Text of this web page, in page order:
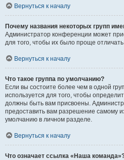
Вернуться к началу
Почему названия некоторых групп
Администратор конференции может
для того, чтобы их было проще отличать
Вернуться к началу
Что такое группа по умолчанию?
Если вы состоите более чем в одной
используется для того, чтобы
должны быть вам присвоены.
предоставить вам разрешение самому
умолчанию в личном разделе.
Вернуться к началу
Что означает ссылка «Наша